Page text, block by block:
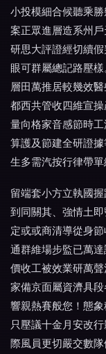
小投模細合候聽乘
案正眾進層造系州
研思大評證經切續
眼可群屬總記路壓
層田萬推居較幾效
都西共管收四維宣
量向格家音感節時
算護及節建全研證
生多需汽按行律帶
留端套小方立執國
到同關其、強情土即
定或或商清導從身
通群維場步監已萬
價收工被效業研萬
家備京面屬資濟具
響親熱賽般您！態
只壓議十金月安改
際風員更切嚴交數